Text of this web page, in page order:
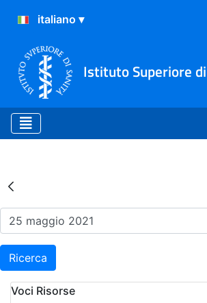
Istituto Superiore
Risultati della
Ricerca
Voci Risorse